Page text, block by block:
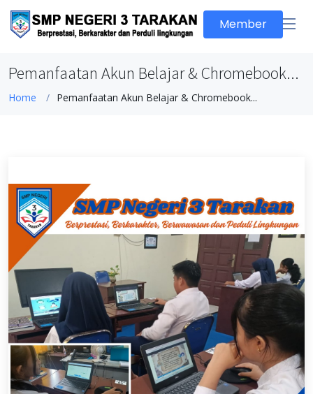
Member
Pemanfaatan Akun Belajar & Chromebook...
Home Pemanfaatan Akun Belajar & Chromebook...